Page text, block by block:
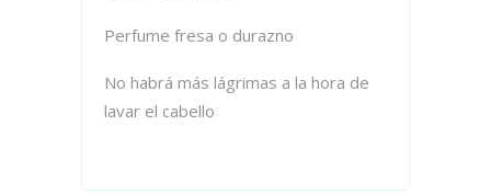
Perfume fresa o durazno
No habrá más lágrimas a la hora de
lavar el cabello